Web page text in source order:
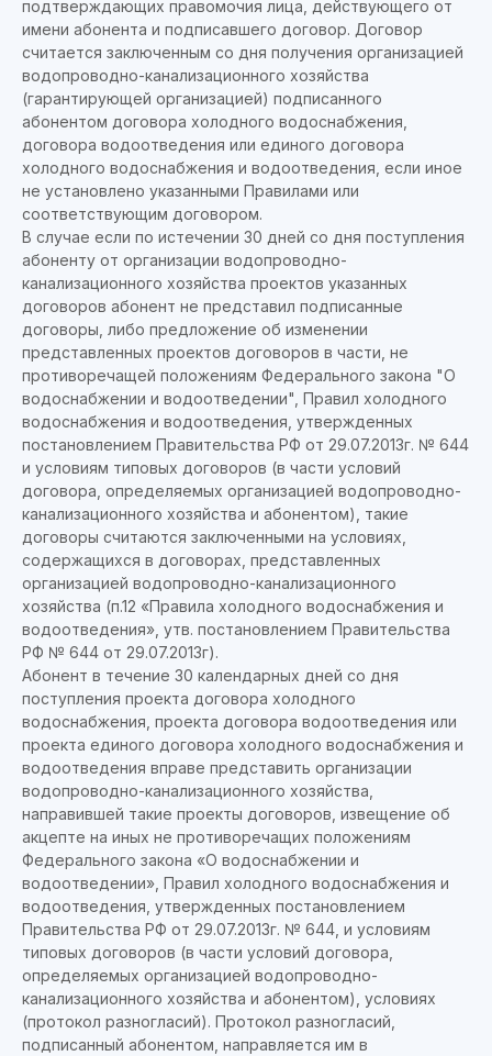
подтверждающих правомочия лица, действующего от
имени абонента и подписавшего договор. Договор
считается заключенным со дня получения организацией
водопроводно-канализационного хозяйства
(гарантирующей организацией) подписанного
абонентом договора холодного водоснабжения,
договора водоотведения или единого договора
холодного водоснабжения и водоотведения, если иное
не установлено указанными Правилами или
соответствующим договором.
В случае если по истечении 30 дней со дня поступления
абоненту от организации водопроводно-
канализационного хозяйства проектов указанных
договоров абонент не представил подписанные
договоры, либо предложение об изменении
представленных проектов договоров в части, не
противоречащей положениям Федерального закона "О
водоснабжении и водоотведении", Правил холодного
водоснабжения и водоотведения, утвержденных
постановлением Правительства РФ от 29.07.2013г. № 644
и условиям типовых договоров (в части условий
договора, определяемых организацией водопроводно-
канализационного хозяйства и абонентом), такие
договоры считаются заключенными на условиях,
содержащихся в договорах, представленных
организацией водопроводно-канализационного
хозяйства (п.12 «Правила холодного водоснабжения и
водоотведения», утв. постановлением Правительства
РФ № 644 от 29.07.2013г).
Абонент в течение 30 календарных дней со дня
поступления проекта договора холодного
водоснабжения, проекта договора водоотведения или
проекта единого договора холодного водоснабжения и
водоотведения вправе представить организации
водопроводно-канализационного хозяйства,
направившей такие проекты договоров, извещение об
акцепте на иных не противоречащих положениям
Федерального закона «О водоснабжении и
водоотведении», Правил холодного водоснабжения и
водоотведения, утвержденных постановлением
Правительства РФ от 29.07.2013г. № 644, и условиям
типовых договоров (в части условий договора,
определяемых организацией водопроводно-
канализационного хозяйства и абонентом), условиях
(протокол разногласий). Протокол разногласий,
подписанный абонентом, направляется им в